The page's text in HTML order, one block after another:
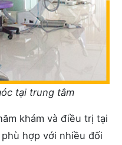
tại trung tâm
khám và điều trị tại
hợp với nhiều đối